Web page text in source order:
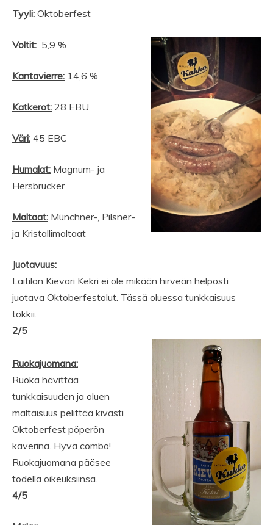
Tyyli: Oktoberfest
Voltit: 5,9 %
Kantavierre: 14,6 %
Katkerot: 28 EBU
Väri: 45 EBC
Humalat: Magnum- ja
Hersbrucker
Maltaat: Münchner-, Pilsner-
ja Kristallimaltaat
Juotavuus:
Laitilan Kievari Kekri ei ole mikään hirveän helposti
juotava Oktoberfestolut. Tässä oluessa tunkkaisuus
tökkii.
2/5
Ruokajuomana:
Ruoka hävittää
tunkkaisuuden ja oluen
maltaisuus pelittää kivasti
Oktoberfest pöperön
kaverina. Hyvä combo!
Ruokajuomana pääsee
todella oikeuksiinsa.
4/5